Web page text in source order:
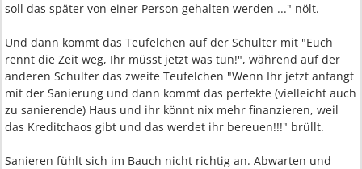
soll das später von einer Person gehalten werden ..." nölt.
Und dann kommt das Teufelchen auf der Schulter mit "Euch
rennt die Zeit weg, Ihr müsst jetzt was tun!", während auf der
anderen Schulter das zweite Teufelchen "Wenn Ihr jetzt anfangt
mit der Sanierung und dann kommt das perfekte (vielleicht auch
zu sanierende) Haus und ihr könnt nix mehr finanzieren, weil
das Kreditchaos gibt und das werdet ihr bereuen!!!" brüllt.
Sanieren fühlt sich im Bauch nicht richtig an. Abwarten und